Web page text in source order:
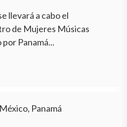
llevará a cabo el
de Mujeres Músicas
Panamá...
Panamá